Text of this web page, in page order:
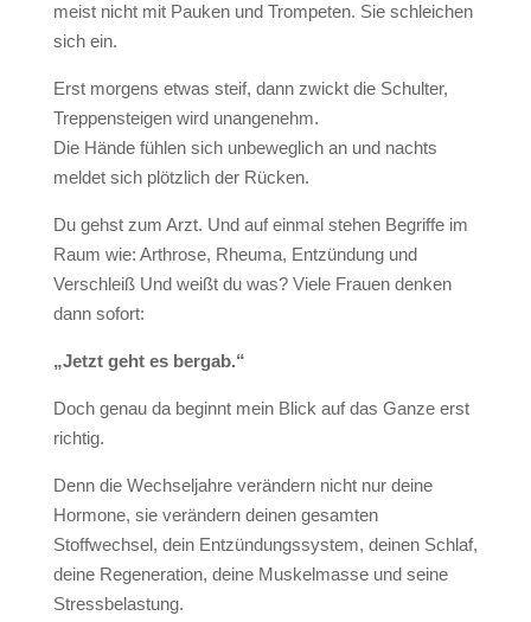
meist nicht mit Pauken und Trompeten. Sie schleichen
sich ein.
Erst morgens etwas steif, dann zwickt die Schulter,
Treppensteigen wird unangenehm.
Die Hände fühlen sich unbeweglich an und nachts
meldet sich plötzlich der Rücken.
Du gehst zum Arzt. Und auf einmal stehen Begriffe im
Raum wie: Arthrose, Rheuma, Entzündung und
Verschleiß Und weißt du was? Viele Frauen denken
dann sofort:
„Jetzt geht es bergab.“
Doch genau da beginnt mein Blick auf das Ganze erst
richtig.
Denn die Wechseljahre verändern nicht nur deine
Hormone, sie verändern deinen gesamten
Stoffwechsel, dein Entzündungssystem, deinen Schlaf,
deine Regeneration, deine Muskelmasse und seine
Stressbelastung.